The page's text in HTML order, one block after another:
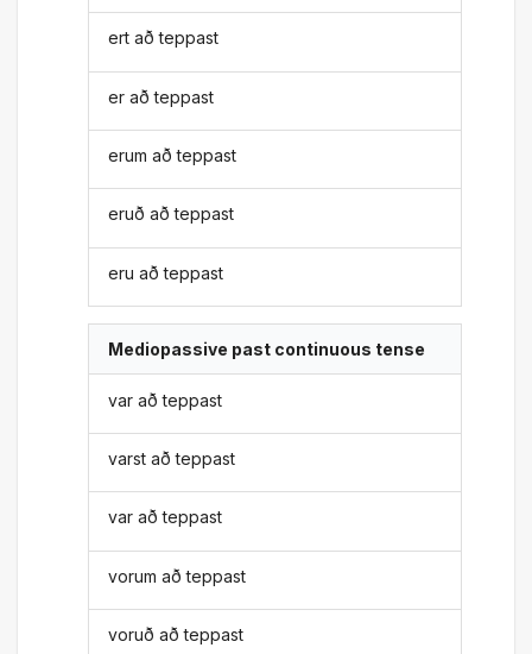
ert að teppast
er að teppast
erum að teppast
eruð að teppast
eru að teppast
Mediopassive past continuous tense
var að teppast
varst að teppast
var að teppast
vorum að teppast
voruð að teppast